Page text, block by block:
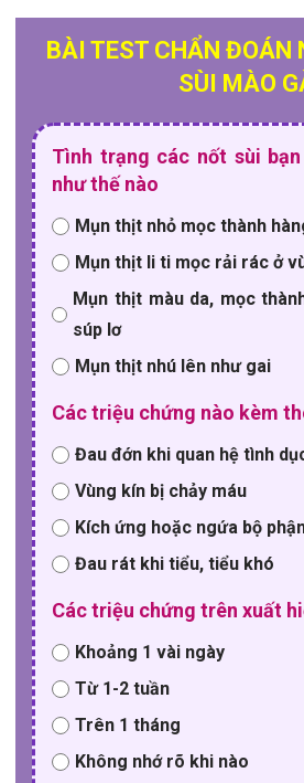
BÀI TEST CHẨN ĐOÁN
SÙI MÀO
Tình trạng các nốt sùi
như thế nào
Mụn thịt nhỏ mọc thành
Mụn thịt li ti mọc rải rác ở
Mụn thịt màu da, mọc
súp lơ
Mụn thịt nhú lên như gai
Các triệu chứng nào kèm
Đau đớn khi quan hệ tình
Vùng kín bị chảy máu
Kích ứng hoặc ngứa bộ
Đau rát khi tiểu, tiểu khó
Các triệu chứng trên xuất
Khoảng 1 vài ngày
Từ 1-2 tuần
Trên 1 tháng
Không nhớ rõ khi nào